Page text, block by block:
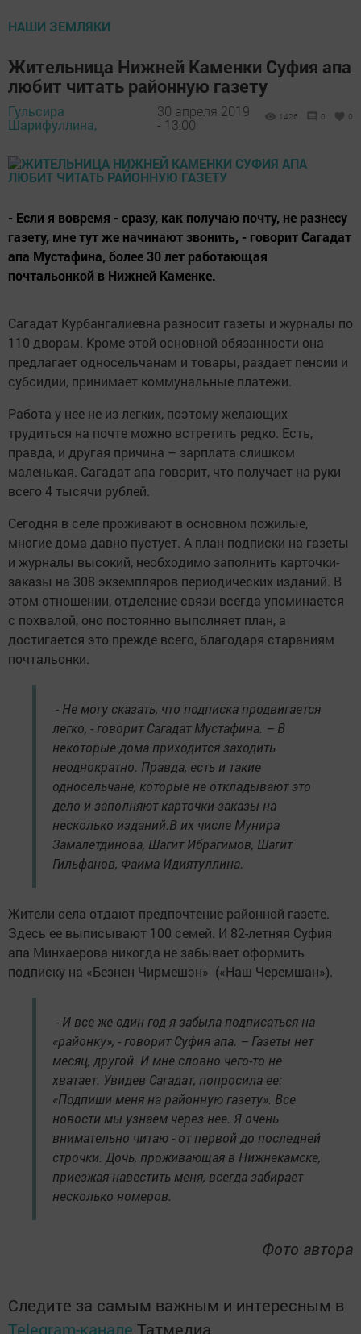
НАШИ ЗЕМЛЯКИ
Жительница Нижней Каменки Суфия апа
любит читать районную газету
Гульсира
Шарифуллина,
30 апреля 2019
- 13:00
1426 0 0
- Если я вовремя - сразу, как получаю почту, не разнесу
газету, мне тут же начинают звонить, - говорит Сагадат
апа Мустафина, более 30 лет работающая
почтальонкой в Нижней Каменке.
Сагадат Курбангалиевна разносит газеты и журналы по
110 дворам. Кроме этой основной обязанности она
предлагает односельчанам и товары, раздает пенсии и
субсидии, принимает коммунальные платежи.
Работа у нее не из легких, поэтому желающих
трудиться на почте можно встретить редко. Есть,
правда, и другая причина – зарплата слишком
маленькая. Сагадат апа говорит, что получает на руки
всего 4 тысячи рублей.
Сегодня в селе проживают в основном пожилые,
многие дома давно пустует. А план подписки на газеты
и журналы высокий, необходимо заполнить карточки-
заказы на 308 экземпляров периодических изданий. В
этом отношении, отделение связи всегда упоминается
с похвалой, оно постоянно выполняет план, а
достигается это прежде всего, благодаря стараниям
почтальонки.
- Не могу сказать, что подписка продвигается
легко, - говорит Сагадат Мустафина. – В
некоторые дома приходится заходить
неоднократно. Правда, есть и такие
односельчане, которые не откладывают это
дело и заполняют карточки-заказы на
несколько изданий.В их числе Мунира
Замалетдинова, Шагит Ибрагимов, Шагит
Гильфанов, Фаима Идиятуллина.
Жители села отдают предпочтение районной газете.
Здесь ее выписывают 100 семей. И 82-летняя Суфия
апа Минхаерова никогда не забывает оформить
подписку на «Безнен Чирмешэн» («Наш Черемшан»).
- И все же один год я забыла подписаться на
«районку», - говорит Суфия апа. – Газеты нет
месяц, другой. И мне словно чего-то не
хватает. Увидев Сагадат, попросила ее:
«Подпиши меня на районную газету». Все
новости мы узнаем через нее. Я очень
внимательно читаю - от первой до последней
строчки. Дочь, проживающая в Нижнекамске,
приезжая навестить меня, всегда забирает
несколько номеров.
Фото автора
Следите за самым важным и интересным в
Telegram-канале Татмедиа